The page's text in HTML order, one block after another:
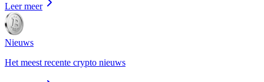
Leer meer
Nieuws
Het meest recente crypto nieuws